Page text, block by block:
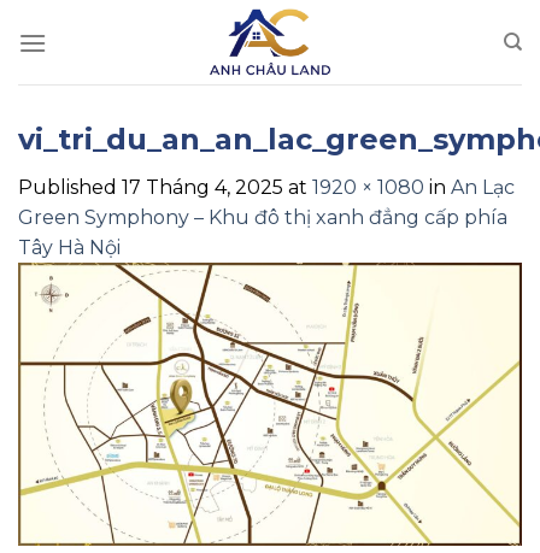
Published 17 Tháng 4, 2025 at 1920 × 1080 in An Lạc
Green Symphony – Khu đô thị xanh đẳng cấp phía
Tây Hà Nội